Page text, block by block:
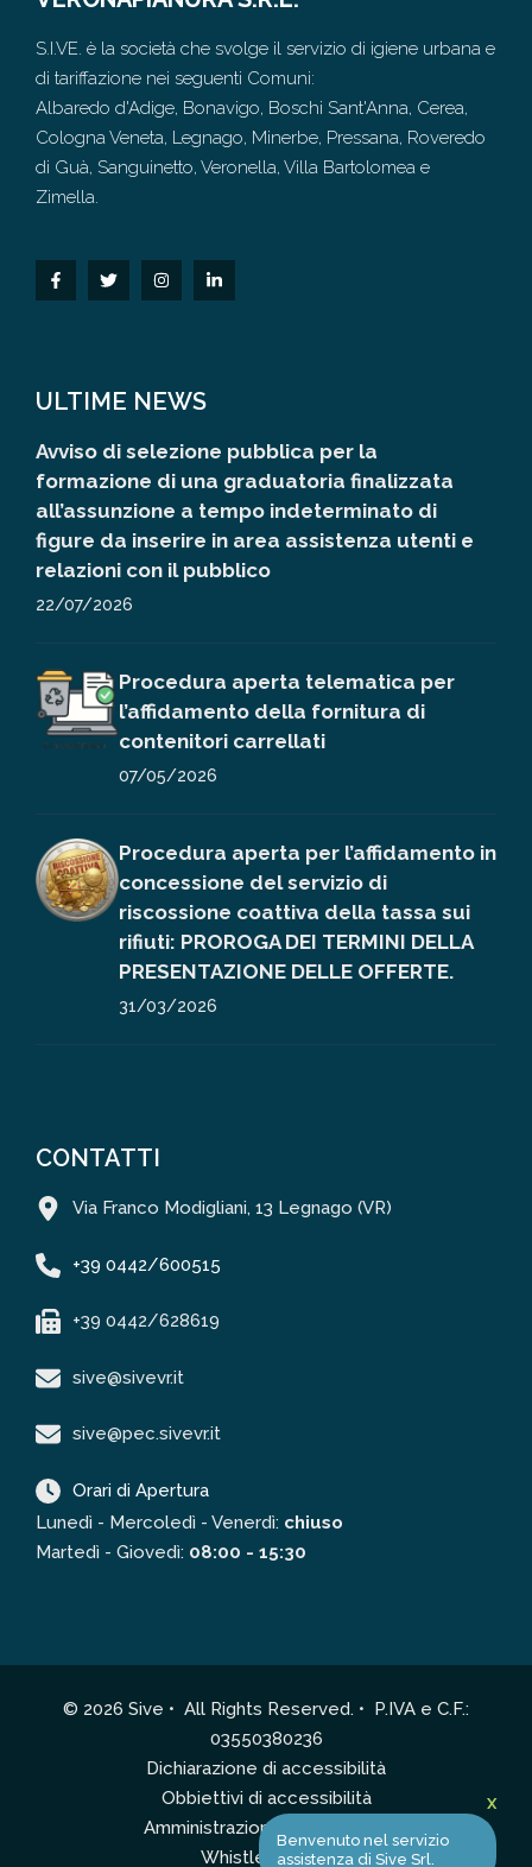
S.I.VE. è la società che svolge il servizio di igiene urbana e
di tariffazione nei seguenti Comuni:
Albaredo d'Adige, Bonavigo, Boschi Sant'Anna, Cerea,
Cologna Veneta, Legnago, Minerbe, Pressana, Roveredo
di Guà, Sanguinetto, Veronella, Villa Bartolomea e
Zimella.
ULTIME NEWS
Avviso di selezione pubblica per la
formazione di una graduatoria finalizzata
all’assunzione a tempo indeterminato di
figure da inserire in area assistenza utenti e
relazioni con il pubblico
22/07/2026
Procedura aperta telematica per
l’affidamento della fornitura di
contenitori carrellati
07/05/2026
Procedura aperta per l’affidamento in
concessione del servizio di
riscossione coattiva della tassa sui
rifiuti: PROROGA DEI TERMINI DELLA
PRESENTAZIONE DELLE OFFERTE.
31/03/2026
CONTATTI
Via Franco Modigliani, 13 Legnago (VR)
+39 0442/600515
+39 0442/628619
sive@sivevr.it
sive@pec.sivevr.it
Orari di Apertura
Lunedì - Mercoledì - Venerdì: chiuso
Martedì - Giovedì: 08:00 - 15:30
© 2026 Sive • All Rights Reserved. • P.IVA e C.F.:
03550380236
Dichiarazione di accessibilità
Obbiettivi di accessibilità
Amministrazione Trasparente
Whistleblowing
X
Benvenuto nel servizio
assistenza di Sive Srl.